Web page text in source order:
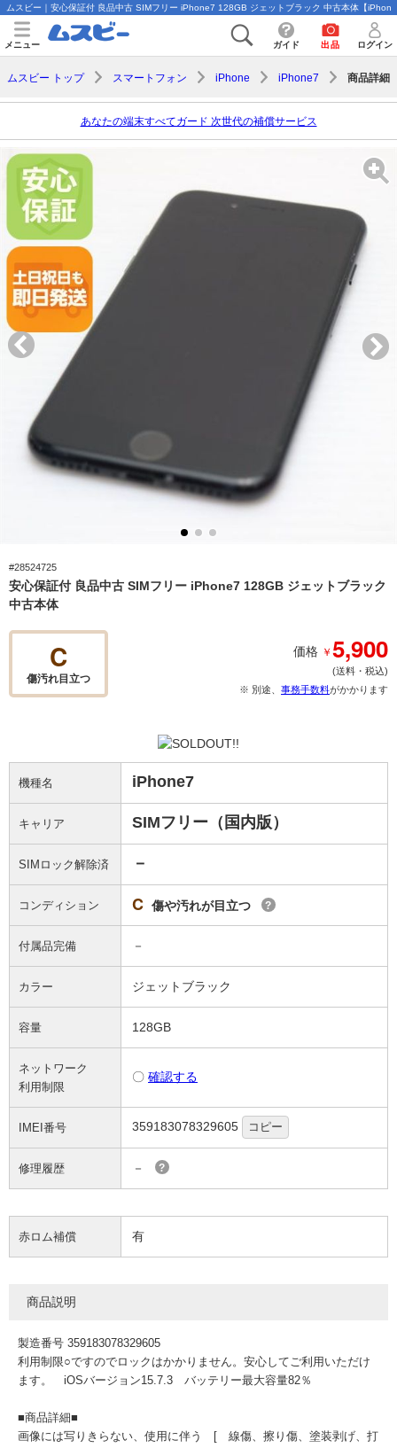
ムスビー｜安心保証付 良品中古 SIMフリー iPhone7 128GB ジェットブラック 中古本体【
メニュー ガイド 出品 ログイン
ムスビー トップ スマートフォン iPhone iPhone7 商品詳細
あなたの端末すべてガード 次世代の補償サービス
#28524725
安心保証付 良品中古 SIMフリー iPhone7 128GB ジェットブラック
中古本体
C
傷汚れ目立つ
価格 ￥5,900
(送料・税込)
※ 別途、 事務手数料がかかります
機種名 iPhone7
キャリア SIMフリー（国内版）
SIMロック解除済 －
コンディション C 傷や汚れが目立つ ?
付属品完備 －
カラー ジェットブラック
容量 128GB
ネットワーク
利用制限
〇 確認する
IMEI番号 359183078329605 コピー
修理履歴 － ?
赤ロム補償 有
商品説明
製造番号 359183078329605
利用制限○ですのでロックはかかりません。安心してご利用いただけ
ます。 iOSバージョン15.7.3 バッテリー最大容量82％
■商品詳細■
画像には写りきらない、使用に伴う [ 線傷、擦り傷、塗装剥げ、打